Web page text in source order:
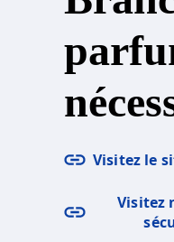
Visitez le
Visitez